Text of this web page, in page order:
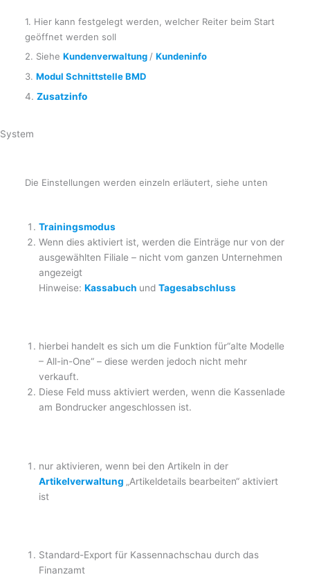
1. Hier kann festgelegt werden, welcher Reiter beim Start
geöffnet werden soll
2. Siehe Kundenverwaltung/ Kundeninfo
3. Modul Schnittstelle BMD
4. Zusatzinfo
System
Die Einstellungen werden einzeln erläutert, siehe unten
Trainingsmodus
Wenn dies aktiviert ist, werden die Einträge nur von der
ausgewählten Filiale – nicht vom ganzen Unternehmen
angezeigt
Hinweise: Kassabuch und Tagesabschluss
hierbei handelt es sich um die Funktion für“alte Modelle
– All-in-One“ – diese werden jedoch nicht mehr
verkauft.
Diese Feld muss aktiviert werden, wenn die Kassenlade
am Bondrucker angeschlossen ist.
nur aktivieren, wenn bei den Artikeln in der
Artikelverwaltung „Artikeldetails bearbeiten“ aktiviert
ist
Standard-Export für Kassennachschau durch das
Finanzamt